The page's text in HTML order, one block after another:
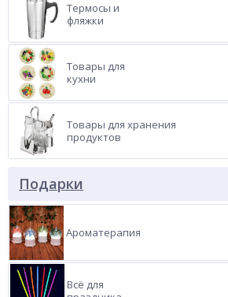
Термосы и
фляжки
Товары для
кухни
Товары для хранения
продуктов
Подарки
Ароматерапия
Всё для